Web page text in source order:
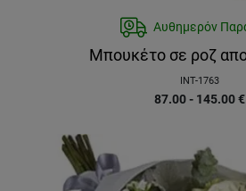
Αυθημερόν
Μπουκέτο σε ροζ
INT-1763
87.00 - 145.00€